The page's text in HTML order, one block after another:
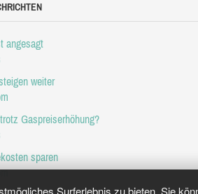
Surferlebnis zu bieten. Sie
angesagt
weiter
Gaspreiserhöhung?
sparen